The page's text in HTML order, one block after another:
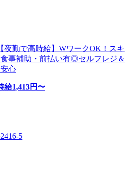
勤で高時給】WワークOK！スキ
事補助・前払い有◎セルフレジ＆
心
給1,413円〜
5